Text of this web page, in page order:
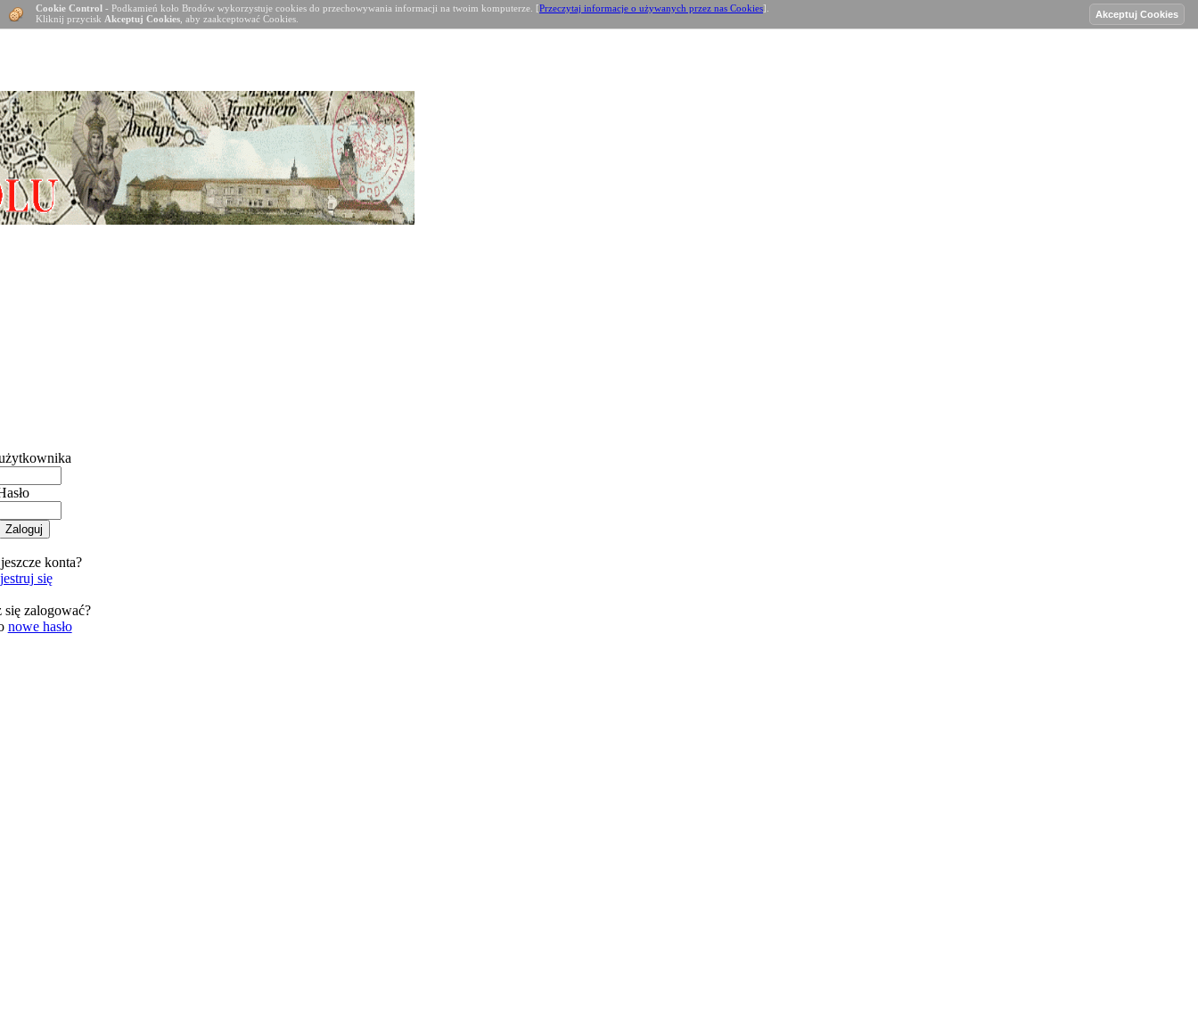
konta?
się
się zalogować?
nowe hasło
Cookie Control - Podkamień koło Brodów wykorzystuje cookies do przechowywania informacji na twoim komputerze. [Przeczytaj informacje o używanych przez nas Cookies].
Kliknij przycisk Akceptuj Cookies , aby zaakceptować Cookies.